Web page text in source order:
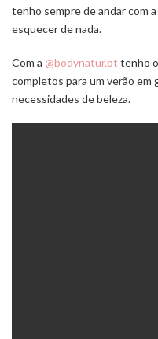
tenho sempre de andar com
esquecer de nada.
Com a @bodynatur.pt tenho
completos para um verão em
necessidades de beleza.